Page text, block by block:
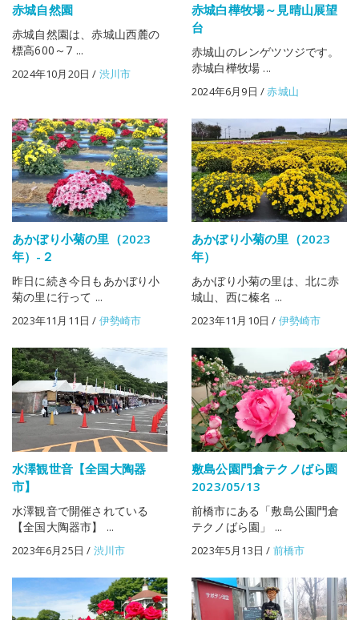
赤城自然園
赤城自然園は、赤城山西麓の
標高600～7 ...
2024年10月20日 / 渋川市
赤城白樺牧場～見晴山展望
台
赤城山のレンゲツツジです。
赤城白樺牧場 ...
2024年6月9日 /赤城山
あかぼり小菊の里（2023
年）-２
昨日に続き今日もあかぼり小
菊の里に行って ...
2023年11月11日 / 伊勢崎市
あかぼり小菊の里（2023
年）
あかぼり小菊の里は、北に赤
城山、西に榛名 ...
2023年11月10日 / 伊勢崎市
水澤観世音【全国大陶器
市】
水澤観音で開催されている
【全国大陶器市】 ...
2023年6月25日 / 渋川市
敷島公園門倉テクノばら園
2023/05/13
前橋市にある「敷島公園門倉
テクノばら園」 ...
2023年5月13日 / 前橋市